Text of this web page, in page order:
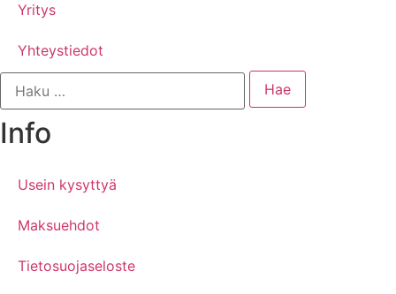
Yritys
Yhteystiedot
Info
Usein kysyttyä
Maksuehdot
Tietosuojaseloste